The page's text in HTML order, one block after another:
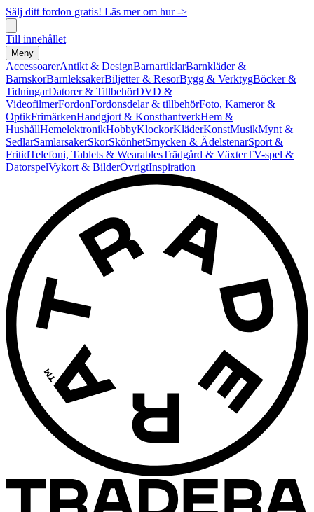
Sälj ditt fordon gratis! Läs mer om hur ->
Till innehållet
Meny
AccessoarerAntikt & DesignBarnartiklarBarnkläder &
BarnskorBarnleksakerBiljetter & ResorBygg & VerktygBöcker &
TidningarDatorer & TillbehörDVD &
VideofilmerFordonFordonsdelar & tillbehörFoto, Kameror &
OptikFrimärkenHandgjort & KonsthantverkHem &
HushållHemelektronikHobbyKlockorKläderKonstMusikMynt &
SedlarSamlarsakerSkorSkönhetSmycken & ÄdelstenarSport &
FritidTelefoni, Tablets & WearablesTrädgård & VäxterTV-spel &
DatorspelVykort & BilderÖvrigtInspiration